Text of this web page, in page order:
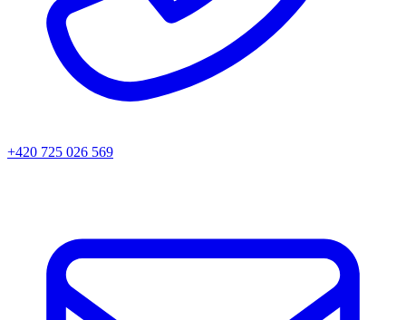
+420 725 026 569